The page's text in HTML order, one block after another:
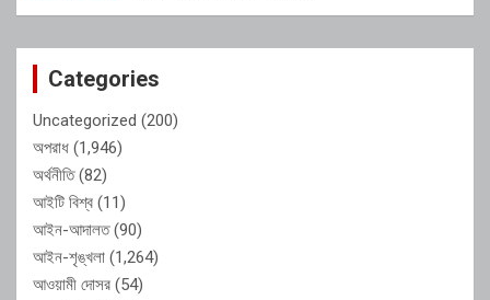
Categories
Uncategorized (200)
অপরাধ (1,946)
অর্থনীতি(82)
আইটি বিশ্ব (11)
আইন-আদালত(90)
আইন-শৃঙ্খলা (1,264)
আওয়ামী দোসর (54)